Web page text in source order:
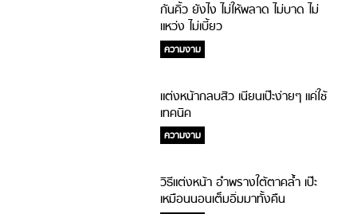
กันคิ้ว ยังไง ไม่ให้พลาด ไม่บาด ไม่
แหว่ง ไม่เบี้ยว
ความงาม
แต่งหน้ากลบสิว เนียนเป๊ะง่ายๆ แค่ใช้
เทคนิค
ความงาม
วิธีแต่งหน้า อำพรางใต้ตาคล้ำ เป๊ะ
เหมือนนอนเต็มอิ่มมาทั้งคืน